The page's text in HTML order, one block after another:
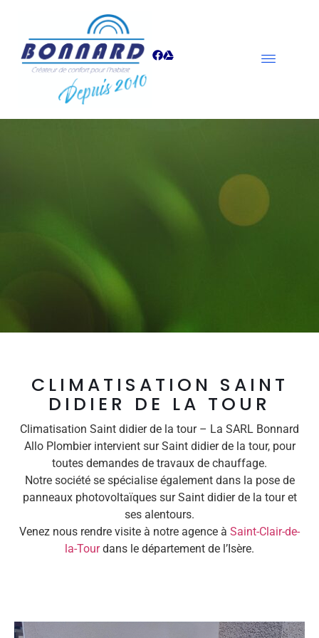
CLIMATISATION SAINT
DIDIER DE LA TOUR
Climatisation Saint didier de la tour – La SARL Bonnard
Allo Plombier intervient sur Saint didier de la tour, pour
toutes demandes de travaux de chauffage.
Notre société se spécialise également dans la pose de
panneaux photovoltaïques sur Saint didier de la tour et
ses alentours.
Venez nous rendre visite à notre agence à Saint-Clair-de-
la-Tourdans le département de l’Isère.